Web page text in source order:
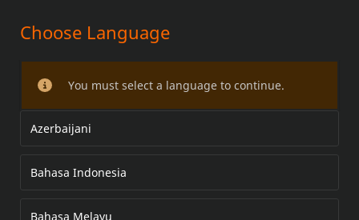
KITS DE CARTER DE
DISTRIBUTION
Choose Language
You must select a language to continue.
Azerbaijani
Bahasa Indonesia
Bahasa Melayu